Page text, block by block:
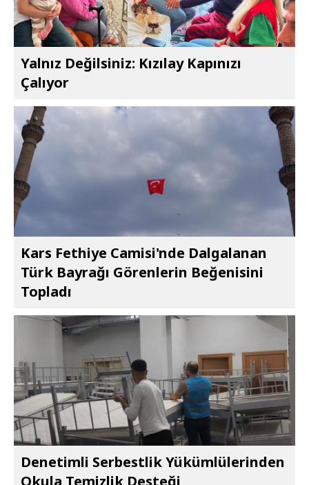
Yalnız Değilsiniz: Kızılay Kapınızı
Çalıyor
Kars Fethiye Camisi'nde Dalgalanan
Türk Bayrağı Görenlerin Beğenisini
Topladı
Denetimli Serbestlik Yükümlülerinden
Okula Temizlik Desteği